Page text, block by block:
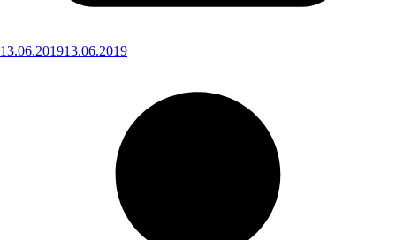
13.06.201913.06.2019